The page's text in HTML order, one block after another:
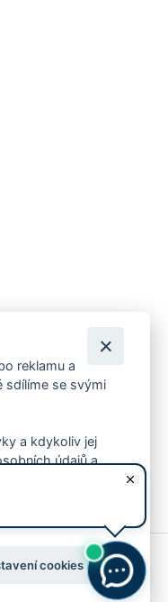
akce?
reklamu a
sdílíme se svými
a kdykoliv jej
údajů a
cookies